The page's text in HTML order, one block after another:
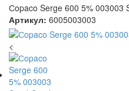
Сopaco Serge 600 5% 003003
Артикул: 6005003003
<